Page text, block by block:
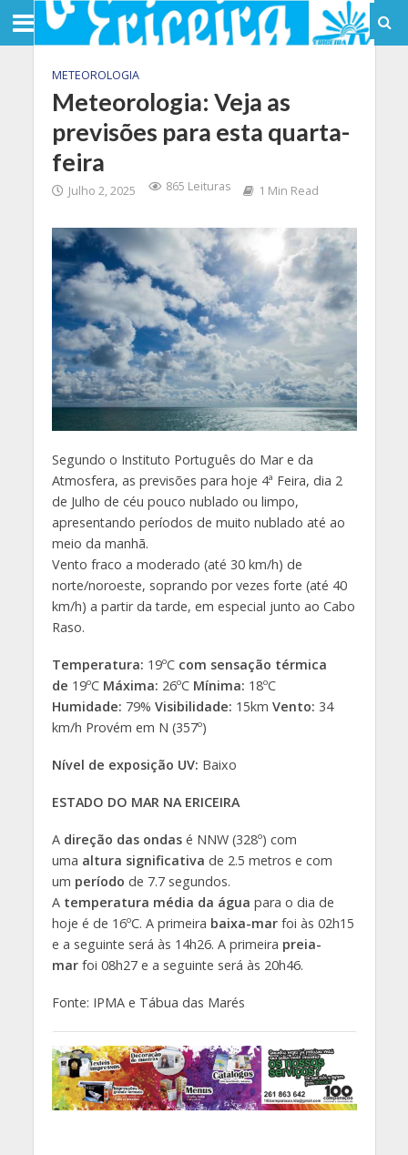
METEOROLOGIA
Meteorologia: Veja as
previsões para esta quarta-
feira
Julho 2, 2025 865 Leituras 1 Min Read
Segundo o Instituto Português do Mar e da
Atmosfera, as previsões para hoje 4ª Feira, dia 2
de Julho de céu pouco nublado ou limpo,
apresentando períodos de muito nublado até ao
meio da manhã.
Vento fraco a moderado (até 30 km/h) de
norte/noroeste, soprando por vezes forte (até 40
km/h) a partir da tarde, em especial junto ao Cabo
Raso.
Temperatura: 19ºCcom sensação térmica
de 19ºC Máxima: 26ºC Mínima: 18ºC
Humidade: 79% Visibilidade: 15km Vento: 34
km/h Provém em N (357º)
Nível de exposição UV: Baixo
ESTADO DO MAR NA ERICEIRA
A direção das ondas é NNW (328º) com
uma altura significativa de 2.5 metros e com
um período de 7.7 segundos.
A temperatura média da água para o dia de
hoje é de 16ºC. A primeira baixa-mar foi às 02h15
e a seguinte será às 14h26. A primeira preia-
marfoi 08h27 e a seguinte será às 20h46.
Fonte: IPMA e Tábua das Marés